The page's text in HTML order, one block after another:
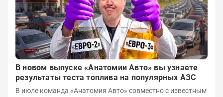
В новом выпуске «Анатомии Авто» вы узнаете
результаты теста топлива на популярных АЗС
В июле команда «Анатомия Авто» совместно с известным